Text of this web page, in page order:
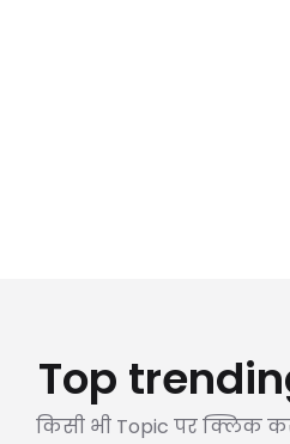
Top
किसी भी Topic पर क्लिक